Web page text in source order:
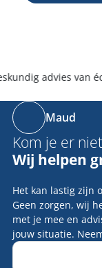
advies van
Maud
Kom je er
Wij helpen
Het kan lastig zijn
Geen zorgen, wij
met je mee en
jouw situatie.